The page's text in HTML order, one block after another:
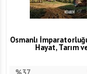
Osmanlı
Hayat, Tarım